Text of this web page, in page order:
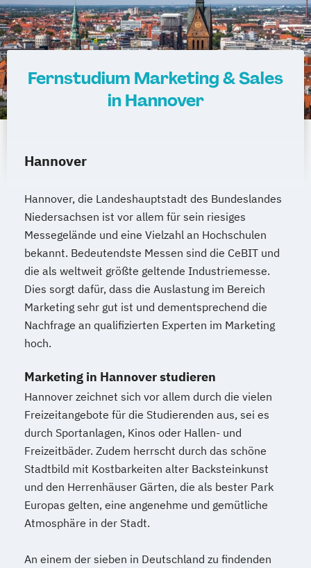
Fernstudium Marketing & Sales
in Hannover
Hannover
Hannover, die Landeshauptstadt des Bundeslandes
Niedersachsen ist vor allem für sein riesiges
Messegelände und eine Vielzahl an Hochschulen
bekannt. Bedeutendste Messen sind die CeBIT und
die als weltweit größte geltende Industriemesse.
Dies sorgt dafür, dass die Auslastung im Bereich
Marketing sehr gut ist und dementsprechend die
Nachfrage an qualifizierten Experten im Marketing
hoch.
Marketing in Hannover studieren
Hannover zeichnet sich vor allem durch die vielen
Freizeitangebote für die Studierenden aus, sei es
durch Sportanlagen, Kinos oder Hallen- und
Freizeitbäder. Zudem herrscht durch das schöne
Stadtbild mit Kostbarkeiten alter Backsteinkunst
und den Herrenhäuser Gärten, die als bester Park
Europas gelten, eine angenehme und gemütliche
Atmosphäre in der Stadt.
An einem der sieben in Deutschland zu findenden